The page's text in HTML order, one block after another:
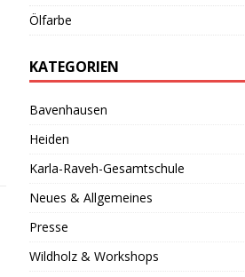
Ölfarbe
KATEGORIEN
Bavenhausen
Heiden
Karla-Raveh-Gesamtschule
Neues & Allgemeines
Presse
Wildholz & Workshops